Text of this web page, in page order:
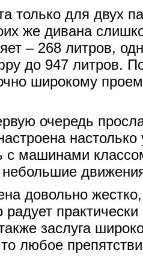
только для двух
же дивана
– 268 литров,
до 947 литров.
широкому
очередь
с машинами
небольшие
довольно
заслуга
любое